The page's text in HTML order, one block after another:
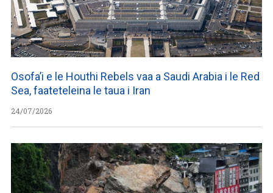
Osofa’i e le Houthi Rebels vaa a Saudi Arabia i le Red
Sea, faateteleina le taua i Iran
24/07/2026